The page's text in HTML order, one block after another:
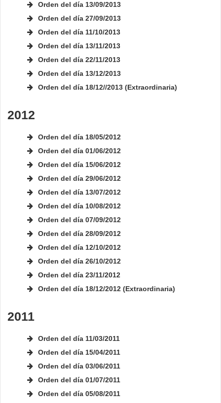
Orden del día 13/09/2013
Orden del día 27/09/2013
Orden del día 11/10/2013
Orden del día 13/11/2013
Orden del día 22/11/2013
Orden del día 13/12/2013
Orden del día 18/12//2013 (Extraordinaria)
2012
Orden del día 18/05/2012
Orden del día 01/06/2012
Orden del día 15/06/2012
Orden del día 29/06/2012
Orden del día 13/07/2012
Orden del día 10/08/2012
Orden del día 07/09/2012
Orden del día 28/09/2012
Orden del día 12/10/2012
Orden del día 26/10/2012
Orden del día 23/11/2012
Orden del día 18/12/2012 (Extraordinaria)
2011
Orden del día 11/03/2011
Orden del día 15/04/2011
Orden del día 03/06/2011
Orden del día 01/07/2011
Orden del día 05/08/2011